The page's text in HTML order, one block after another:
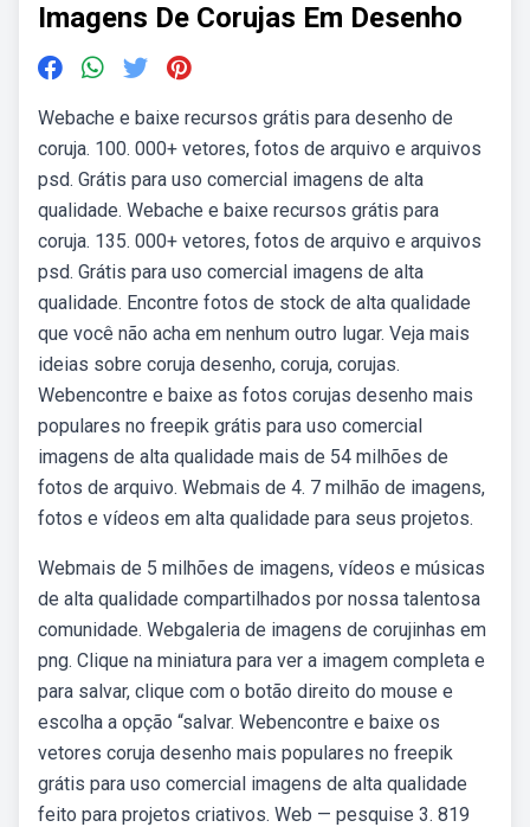
Imagens De Corujas Em Desenho
Webache e baixe recursos grátis para desenho de
coruja. 100. 000+ vetores, fotos de arquivo e arquivos
psd. Grátis para uso comercial imagens de alta
qualidade. Webache e baixe recursos grátis para
coruja. 135. 000+ vetores, fotos de arquivo e arquivos
psd. Grátis para uso comercial imagens de alta
qualidade. Encontre fotos de stock de alta qualidade
que você não acha em nenhum outro lugar. Veja mais
ideias sobre coruja desenho, coruja, corujas.
Webencontre e baixe as fotos corujas desenho mais
populares no freepik grátis para uso comercial
imagens de alta qualidade mais de 54 milhões de
fotos de arquivo. Webmais de 4. 7 milhão de imagens,
fotos e vídeos em alta qualidade para seus projetos.
Webmais de 5 milhões de imagens, vídeos e músicas
de alta qualidade compartilhados por nossa talentosa
comunidade. Webgaleria de imagens de corujinhas em
png. Clique na miniatura para ver a imagem completa e
para salvar, clique com o botão direito do mouse e
escolha a opção “salvar. Webencontre e baixe os
vetores coruja desenho mais populares no freepik
grátis para uso comercial imagens de alta qualidade
feito para projetos criativos. Web — pesquise 3. 819